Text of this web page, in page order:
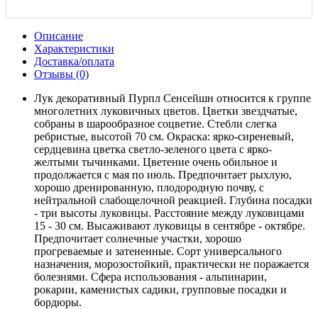
Описание
Характеристики
Доставка/оплата
Отзывы (0)
Лук декоративный Пурпл Сенсейшн относится к группе
многолетних луковичных цветов. Цветки звездчатые,
собраны в шарообразное соцветие. Стебли слегка
ребристые, высотой 70 см. Окраска: ярко-сиреневый,
сердцевина цветка светло-зеленого цвета с ярко-
желтыми тычинками. Цветение очень обильное и
продолжается с мая по июль. Предпочитает рыхлую,
хорошо дренированную, плодородную почву, с
нейтральной слабощелочной реакцией. Глубина посадки
- три высоты луковицы. Расстояние между луковицами
15 - 30 см. Высаживают луковицы в сентябре - октябре.
Предпочитает солнечные участки, хорошо
прогреваемые и затененные. Сорт универсального
назначения, морозостойкий, практически не поражается
болезнями. Сфера использования - альпинарии,
рокарии, каменистых садики, групповые посадки и
бордюры.